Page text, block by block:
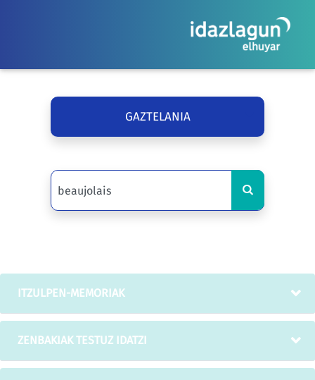
GAZTELANIA
ITZULPEN-MEMORIAK
ZENBAKIAK TESTUZ IDATZI